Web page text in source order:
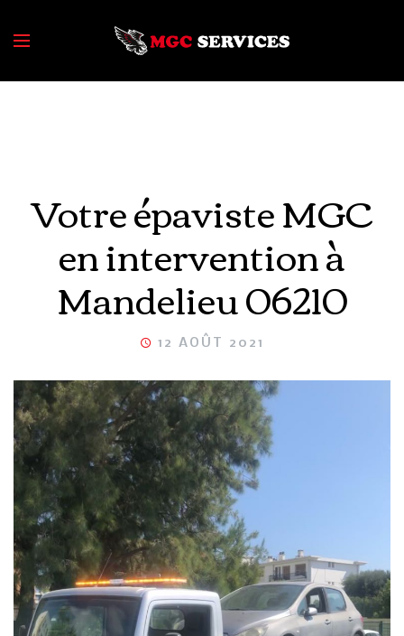
Votre épaviste MGC
en intervention à
Mandelieu 06210
12 AOÛT 2021